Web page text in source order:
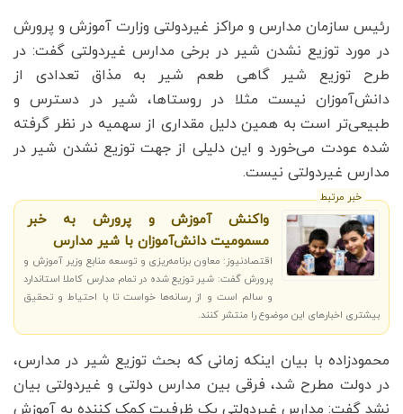
رئیس سازمان مدارس و مراکز غیردولتی وزارت آموزش و پرورش
در مورد توزیع نشدن شیر در برخی مدارس غیردولتی گفت: در
طرح توزیع شیر گاهی طعم شیر به مذاق تعدادی از
دانش‌آموزان نیست مثلا در روستاها، شیر در دسترس و
طبیعی‌تر است به همین دلیل مقداری از سهمیه در نظر گرفته
شده عودت می‌خورد و این دلیلی از جهت توزیع نشدن شیر در
مدارس غیردولتی نیست.
خبر مرتبط
واکنش آموزش و پرورش به خبر
مسمومیت دانش‌آموزان با شیر مدارس
اقتصادنیوز: معاون برنامه‌ریزی و توسعه منابع وزیر آموزش و
پرورش گفت: شیر توزیع شده در تمام مدارس کاملا استاندارد
و سالم است و از رسانه‌ها خواست تا با احتیاط و تحقیق
بیشتری اخبارهای این موضوع را منتشر کنند.
محمودزاده با بیان اینکه زمانی که بحث توزیع شیر در مدارس،
در دولت مطرح شد، فرقی بین مدارس دولتی و غیردولتی بیان
نشد گفت: مدارس غیردولتی یک ظرفیت کمک کننده به آموزش